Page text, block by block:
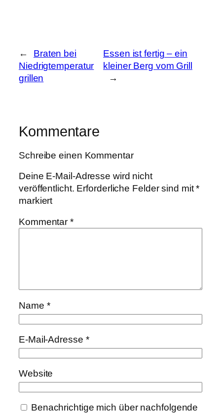
←
Braten bei
Niedrigtemperatur
grillen
Essen ist fertig – ein
kleiner Berg vom Grill
→
Kommentare
Schreibe einen Kommentar
Deine E-Mail-Adresse wird nicht
veröffentlicht. Erforderliche Felder sind mit*
markiert
Kommentar*
Name *
E-Mail-Adresse *
Website
Benachrichtige mich über nachfolgende